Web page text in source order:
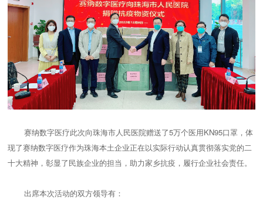
赛纳数字医疗此次向珠海市人民医院赠送了5万个医用KN95口罩，体
现了赛纳数字医疗作为珠海本土企业正在以实际行动认真贯彻落实党的二
十大精神，彰显了民族企业的担当，助力家乡抗疫，履行企业社会责任。
出席本次活动的双方领导有：